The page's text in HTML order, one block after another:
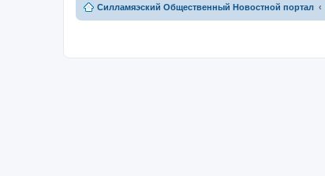
Силламяэский Общественный Новостной портал